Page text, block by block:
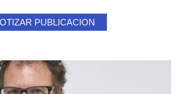
PUBLICACION